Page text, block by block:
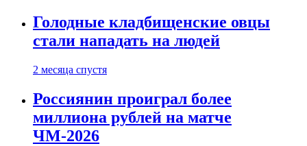
Голодные кладбищенские овцы
стали нападать на людей
2 месяца спустя
Россиянин проиграл более
миллиона рублей на матче
ЧМ-2026